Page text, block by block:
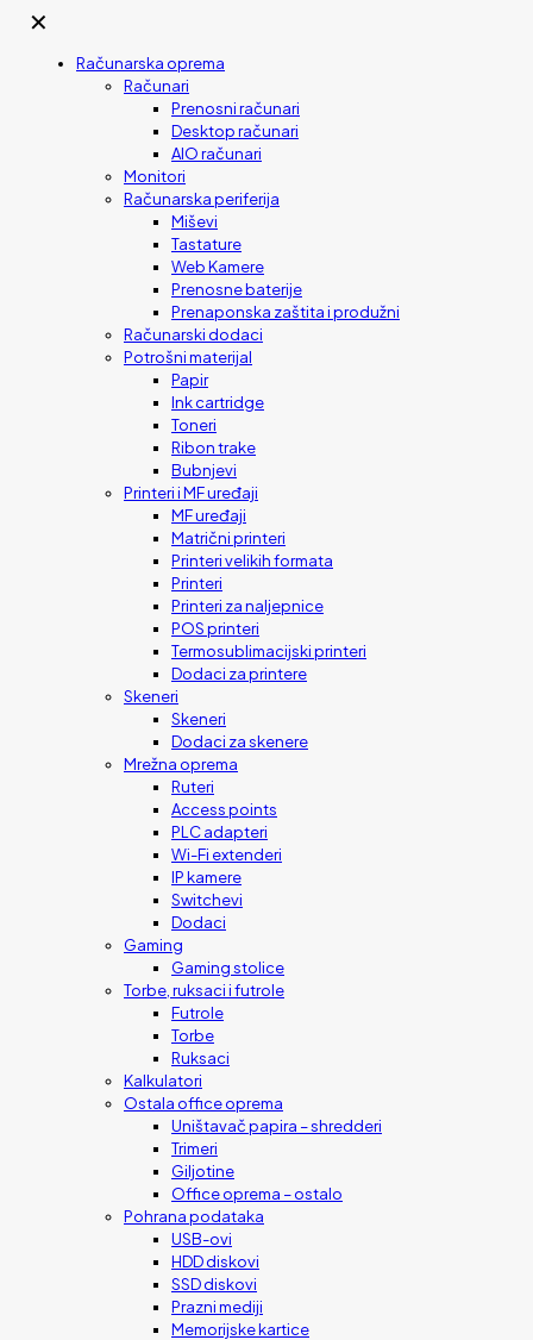
✕
Računarska oprema
Računari
Prenosni računari
Desktop računari
AIO računari
Monitori
Računarska periferija
Miševi
Tastature
Web Kamere
Prenosne baterije
Prenaponska zaštita i produžni
Računarski dodaci
Potrošni materijal
Papir
Ink cartridge
Toneri
Ribon trake
Bubnjevi
Printeri i MF uređaji
MF uređaji
Matrični printeri
Printeri velikih formata
Printeri
Printeri za naljepnice
POS printeri
Termosublimacijski printeri
Dodaci za printere
Skeneri
Skeneri
Dodaci za skenere
Mrežna oprema
Ruteri
Access points
PLC adapteri
Wi-Fi extenderi
IP kamere
Switchevi
Dodaci
Gaming
Gaming stolice
Torbe, ruksaci i futrole
Futrole
Torbe
Ruksaci
Kalkulatori
Ostala office oprema
Uništavač papira – shredderi
Trimeri
Giljotine
Office oprema – ostalo
Pohrana podataka
USB-ovi
HDD diskovi
SSD diskovi
Prazni mediji
Memorijske kartice